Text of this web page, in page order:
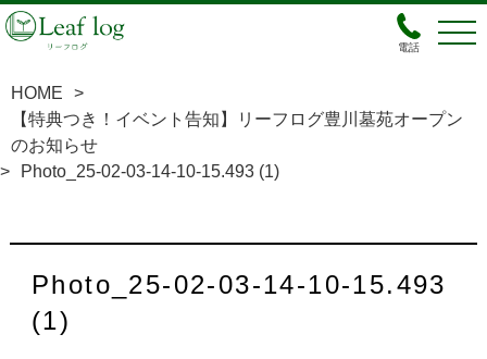
電話
HOME
>
【特典つき！イベント告知】リーフログ豊川墓苑オープン
のお知らせ
>
Photo_25-02-03-14-10-15.493 (1)
Photo_25-02-03-14-10-15.493
(1)